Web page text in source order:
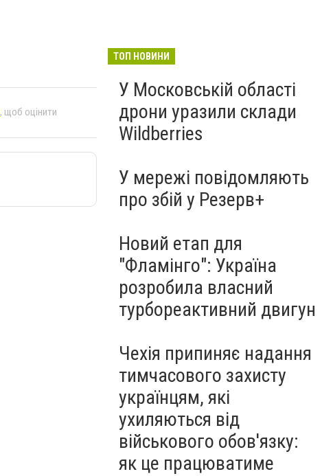
, щоб оцінити
ТОП НОВИНИ
У Московській області
дрони уразили склади
Wildberries
У мережі повідомляють
про збій у Резерв+
Новий етап для
"Фламінго": Україна
розробила власний
турбореактивний двигун
Чехія припиняє надання
тимчасового захисту
українцям, які
ухиляються від
військового обов'язку:
як це працюватиме